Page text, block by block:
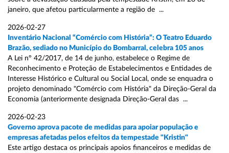
janeiro, que afetou particularmente a região de ...
2026-02-27
Inventário Nacional “Comércio com História”: O Teatro Eduardo
Brazão, sediado no Município do Bombarral, celebra 105 anos
A Lei nº 42/2017, de 14 de junho, estabelece o Regime de
Reconhecimento e Proteção de Estabelecimentos e Entidades de
Interesse Histórico e Cultural ou Social Local, onde se enquadra o
projeto denominado "Comércio com História" da Direção-Geral da
Economia (anteriormente designada Direção-Geral das ...
2026-02-23
Governo aprova pacote de medidas para apoiar população e
empresas afetadas pelos efeitos da tempestade "Kristin"
Este artigo destaca os principais apoios financeiros e medidas de